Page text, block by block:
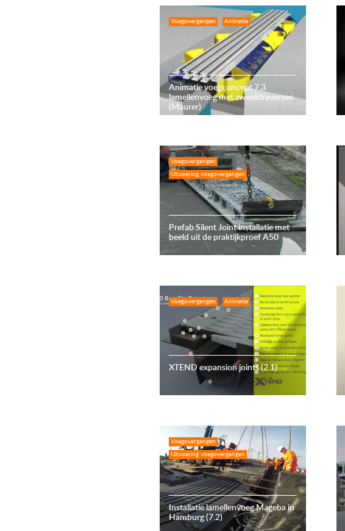
Voegovergangen Animatie
Animatie voegconcept 7.3
lamellenvoeg met zwenktraversen
(Maurer)
Voegovergangen
Uitvoering voegovergangen
Prefab Silent Joint installatie met
beeld uit de praktijkproef A50
Voegovergangen Animatie
XTEND expansion joints (2.1)
Voegovergangen
Uitvoering voegovergangen
Installatie lamellenvoeg Mageba in
Hamburg (7.2)